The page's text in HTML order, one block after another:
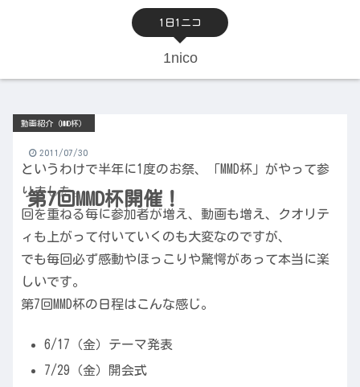
1日1ニコ
1nico
第7回MMD杯開催！
動画紹介（MMD杯）
2011/07/30
というわけで半年に1度のお祭、「MMD杯」がやって参
りました。
回を重ねる毎に参加者が増え、動画も増え、クオリテ
ィも上がって付いていくのも大変なのですが、
でも毎回必ず感動やほっこりや驚愕があって本当に楽
しいです。
第7回MMD杯の日程はこんな感じ。
6/17（金）テーマ発表
7/29（金）開会式